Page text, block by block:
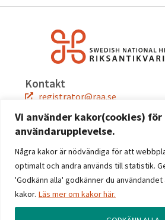
Vi använder kakor(cookies)
användarupplevelse.
Några kakor är nödvändiga för att
optimalt och andra används till statistik.
'Godkänn alla' godkänner du användandet
kakor. Läs mer om kakor här.
Kontakt
registrator@raa.se
Snabblänkar
Jobba hos oss
Press
Kontakta oss
Följ oss